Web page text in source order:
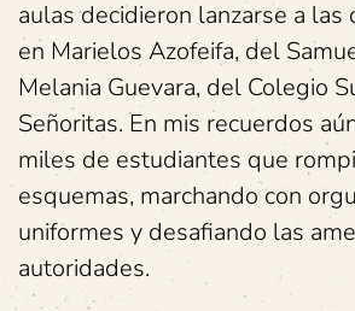
aulas decidieron lanzarse a las
en Marielos Azofeifa, del
Melania Guevara, del Colegio
Señoritas. En mis recuerdos
miles de estudiantes que
esquemas, marchando con
uniformes y desafiando las
autoridades.